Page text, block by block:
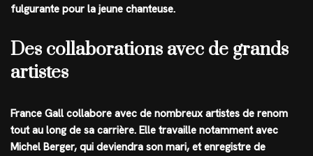
fulgurante pour la jeune chanteuse.
Des collaborations avec de grands
artistes
France Gall collabore avec de nombreux artistes de renom
tout au long de sa carrière. Elle travaille notamment avec
Michel Berger, qui deviendra son mari, et enregistre de